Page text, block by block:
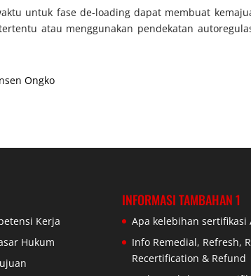
untuk fase de-loading dapat membuat
atau menggunakan pendekatan
Ongko
Kerja
Hukum
INFORMASI TAMBAHAN 1
Apa kelebihan sertifikasi
Info Remedial, Refresh,
Recertification & Refund